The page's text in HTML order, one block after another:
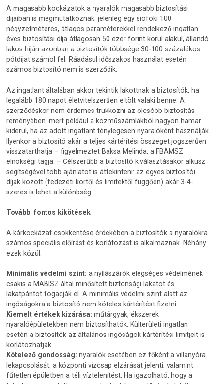
A magasabb kockázatok a nyaralók magasabb biztosítási
díjaiban is megmutatkoznak: jelenleg egy siófoki 100
négyzetméteres, átlagos paraméterekkel rendelkező ingatlan
éves biztosítási díja átlagosan 50 ezer forint körül alakul, állandó
lakos híján azonban a biztosítók többsége 30-100 százalékos
pótdíjat számol fel. Ráadásul időszakos használat esetén
számos biztosító nem is szerződik.
Az ingatlant általában akkor tekintik lakottnak a biztosítók, ha
legalább 180 napot életvitelszerűen eltölt valaki benne. A
szerződéskor nem érdemes trükközni az olcsóbb biztosítás
reményében, mert például a közműszámlákból nagyon hamar
kiderül, ha az adott ingatlant ténylegesen nyaralóként használják.
Ilyenkor a biztosító akár a teljes kártérítési összeget jogszerűen
visszatarthatja – figyelmeztet Baksa Melinda, a FBAMSZ
elnökségi tagja. – Célszerűbb a biztosító kiválasztásakor alkusz
segítségével több ajánlatot is áttekinteni: az egyes biztosítói
díjak között (fedezeti körtől és limitektől függően) akár 3-4-
szeres is lehet a különbség.
További fontos kikötések
A kárkockázat csökkentése érdekében a biztosítók a nyaralókra
számos speciális előírást és korlátozást is alkalmaznak. Néhány
ezek közül:
Minimális védelmi szint: a nyílászárók elégséges védelmének
csakis a MABISZ által minősített biztonsági lakatot és
lakatpántot fogadják el. A minimális védelmi szint alatt az
ingóságokra a biztosító nem köteles kártérítést fizetni.
Kiemelt értékek kizárása: műtárgyak, ékszerek
nyaralóépületekben nem biztosíthatók. Külterületi ingatlan
esetén a biztosítók az általános ingóságok kártérítési limitjeit is
korlátozhatják.
Kötelező gondosság: nyaralók esetében ez főként a villanyóra
lekapcsolását, a központi vízcsap elzárását jelenti, valamint
fűtetlen épületben a téli víztelenítést. Ha igazolható, hogy a